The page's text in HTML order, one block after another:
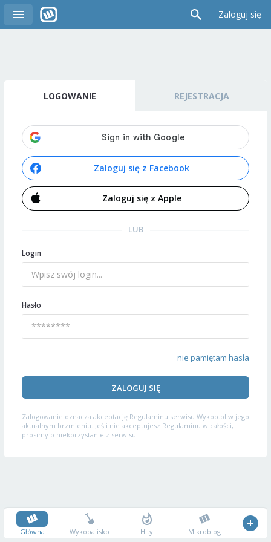
Zaloguj się
LOGOWANIE REJESTRACJA
Zaloguj się z Facebook
Zaloguj się z Apple
LUB
Login
Hasło
nie pamiętam hasła
ZALOGUJ SIĘ
Zalogowanie oznacza akceptację Regulaminu serwisu Wykop.pl w jego
aktualnym brzmieniu. Jeśli nie akceptujesz Regulaminu w całości,
prosimy o niekorzystanie z serwisu.
Główna Wykopalisko Hity Mikroblog